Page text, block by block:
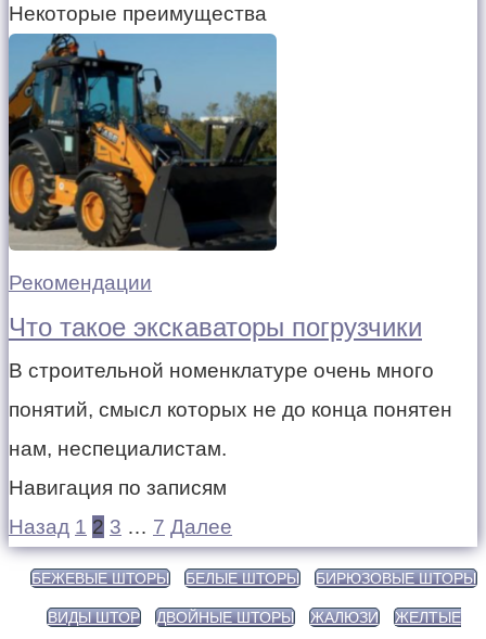
Некоторые преимущества
Рекомендации
Что такое экскаваторы погрузчики
В строительной номенклатуре очень много
понятий, смысл которых не до конца понятен
нам, неспециалистам.
Навигация по записям
Назад 1 2 3 … 7 Далее
БЕЖЕВЫЕ ШТОРЫ БЕЛЫЕ ШТОРЫ БИРЮЗОВЫЕ ШТОРЫ
ВИДЫ ШТОР ДВОЙНЫЕ ШТОРЫ ЖАЛЮЗИ ЖЕЛТЫЕ